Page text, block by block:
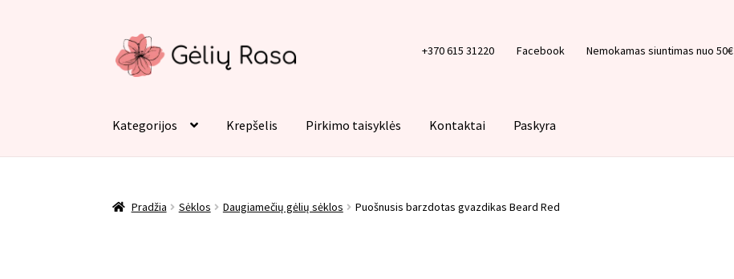
Pereiti
prie
meniu
Pereiti
prie
turinio
+370 615 31220 Facebook Nemokamas siuntimas nuo 50€
Kategorijos Krepšelis Pirkimo taisyklės Kontaktai Paskyra
Pradžia Sėklos Daugiamečių gėlių sėklos Puošnusis barzdotas gvazdikas Beard Red